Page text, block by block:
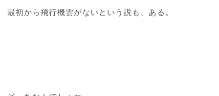
最初から飛行機雲がないという説も、ある。